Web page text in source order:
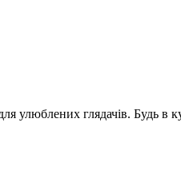
улюблених глядачів. Будь в